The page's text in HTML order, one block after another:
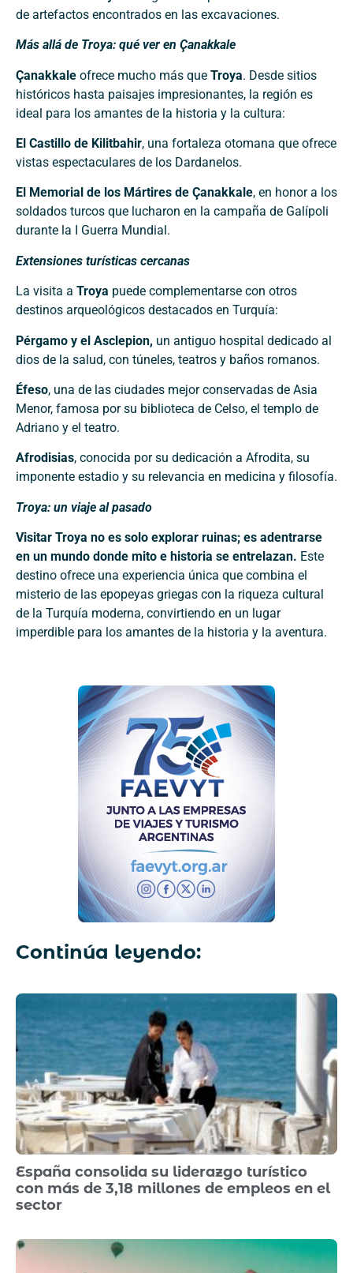
de artefactos encontrados en las excavaciones.
Más allá de Troya: qué ver en Çanakkale
Çanakkale ofrece mucho más que Troya. Desde sitios
históricos hasta paisajes impresionantes, la región es
ideal para los amantes de la historia y la cultura:
El Castillo de Kilitbahir, una fortaleza otomana que ofrece
vistas espectaculares de los Dardanelos.
El Memorial de los Mártires de Çanakkale, en honor a los
soldados turcos que lucharon en la campaña de Galípoli
durante la I Guerra Mundial.
Extensiones turísticas cercanas
La visita a Troya puede complementarse con otros
destinos arqueológicos destacados en Turquía:
Pérgamo y el Asclepion, un antiguo hospital dedicado al
dios de la salud, con túneles, teatros y baños romanos.
Éfeso, una de las ciudades mejor conservadas de Asia
Menor, famosa por su biblioteca de Celso, el templo de
Adriano y el teatro.
Afrodisias, conocida por su dedicación a Afrodita, su
imponente estadio y su relevancia en medicina y filosofía.
Troya: un viaje al pasado
Visitar Troya no es solo explorar ruinas; es adentrarse
en un mundo donde mito e historia se entrelazan. Este
destino ofrece una experiencia única que combina el
misterio de las epopeyas griegas con la riqueza cultural
de la Turquía moderna, convirtiendo en un lugar
imperdible para los amantes de la historia y la aventura.
Continúa leyendo:
España consolida su liderazgo turístico
con más de 3,18 millones de empleos en el
sector